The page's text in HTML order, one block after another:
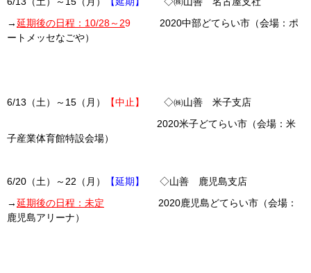
→延期後の日程：10/28～29 2020中部どてらい市（会場：ポ
ートメッセなごや）
6/13（土）～15（月） 【中止】 ◇㈱山善 米子支店
2020米子どてらい市（会場：米
子産業体育館特設会場）
6/20（土）～22（月） 【延期】
◇山善 鹿児島支店
→延期後の日程：未定 2020鹿児島どてらい市（会場：
鹿児島アリーナ）